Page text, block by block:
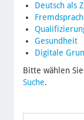
Deutsch als
Gesundheit
Digitale
Bitte wählen
Suche.